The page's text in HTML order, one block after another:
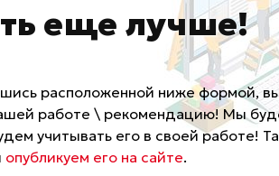
еще лучше!
расположенной ниже формой,
работе \ рекомендацию! Мы
учитывать его в своей работе!
опубликуем его на сайте.